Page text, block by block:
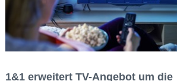
1&1 erweitert TV-Angebot um die